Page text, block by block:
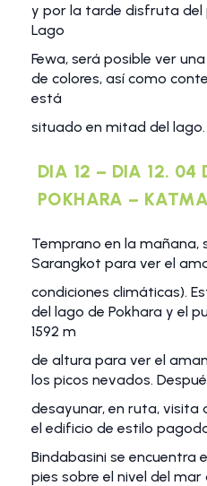
y por la tarde disfruta del
Lago
Fewa, será posible ver
de colores, así como
está
situado en mitad del
DIA 12 – DIA 12. 04
POKHARA –
Temprano en la mañana,
Sarangkot para ver el
condiciones climáticas).
del lago de Pokhara y el
1592 m
de altura para ver el
los picos nevados.
desayunar, en ruta, visita
el edificio de estilo
Bindabasini se encuentra
pies sobre el nivel del